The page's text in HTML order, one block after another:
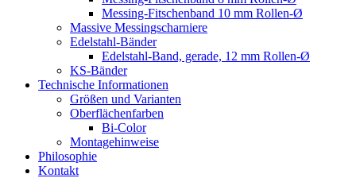
Messing-Fitschenband 10 mm Rollen-Ø
Massive Messingscharniere
Edelstahl-Bänder
Edelstahl-Band, gerade, 12 mm Rollen-Ø
KS-Bänder
Technische Informationen
Größen und Varianten
Oberflächenfarben
Bi-Color
Montagehinweise
Philosophie
Kontakt